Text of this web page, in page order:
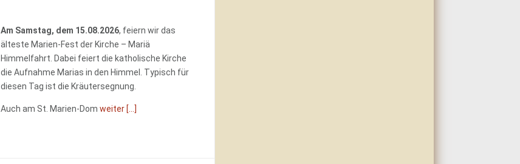
Am Samstag, dem 15.08.2026, feiern wir das
älteste Marien-Fest der Kirche – Mariä
Himmelfahrt. Dabei feiert die katholische Kirche
die Aufnahme Marias in den Himmel. Typisch für
diesen Tag ist die Kräutersegnung.
Auch am St. Marien-Dom weiter [...]